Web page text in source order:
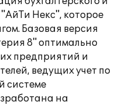
Некс", которое
Базовая версия
8" оптимально
предприятий и
ведущих учет по
системе
на